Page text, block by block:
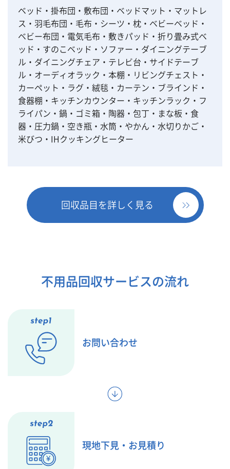
ベッド・掛布団・敷布団・ベッドマット・マットレ
ス・羽毛布団・毛布・シーツ・枕・ベビーベッド・
ベビー布団・電気毛布・敷きパッド・折り畳み式ベ
ッド・すのこベッド・ソファー・ダイニングテーブ
ル・ダイニングチェア・テレビ台・サイドテーブ
ル・オーディオラック・本棚・リビングチェスト・
カーペット・ラグ・絨毯・カーテン・ブラインド・
食器棚・キッチンカウンター・キッチンラック・フ
ライパン・鍋・ゴミ箱・陶器・包丁・まな板・食
器・圧力鍋・空き瓶・水筒・やかん・水切りかご・
米びつ・IHクッキングヒーター
回収品目を詳しく見る
不用品回収サービスの流れ
お問い合わせ
現地下見・お見積り